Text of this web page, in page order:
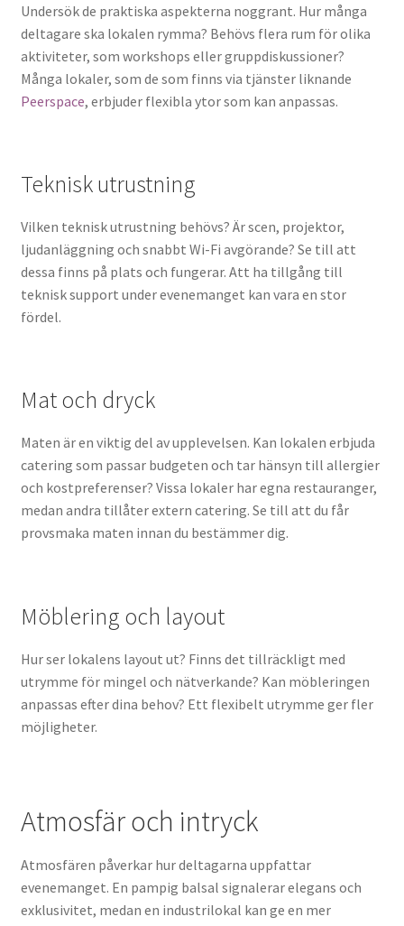
Undersök de praktiska aspekterna noggrant. Hur många
deltagare ska lokalen rymma? Behövs flera rum för olika
aktiviteter, som workshops eller gruppdiskussioner?
Många lokaler, som de som finns via tjänster liknande
Peerspace, erbjuder flexibla ytor som kan anpassas.
Teknisk utrustning
Vilken teknisk utrustning behövs? Är scen, projektor,
ljudanläggning och snabbt Wi-Fi avgörande? Se till att
dessa finns på plats och fungerar. Att ha tillgång till
teknisk support under evenemanget kan vara en stor
fördel.
Mat och dryck
Maten är en viktig del av upplevelsen. Kan lokalen erbjuda
catering som passar budgeten och tar hänsyn till allergier
och kostpreferenser? Vissa lokaler har egna restauranger,
medan andra tillåter extern catering. Se till att du får
provsmaka maten innan du bestämmer dig.
Möblering och layout
Hur ser lokalens layout ut? Finns det tillräckligt med
utrymme för mingel och nätverkande? Kan möbleringen
anpassas efter dina behov? Ett flexibelt utrymme ger fler
möjligheter.
Atmosfär och intryck
Atmosfären påverkar hur deltagarna uppfattar
evenemanget. En pampig balsal signalerar elegans och
exklusivitet, medan en industrilokal kan ge en mer